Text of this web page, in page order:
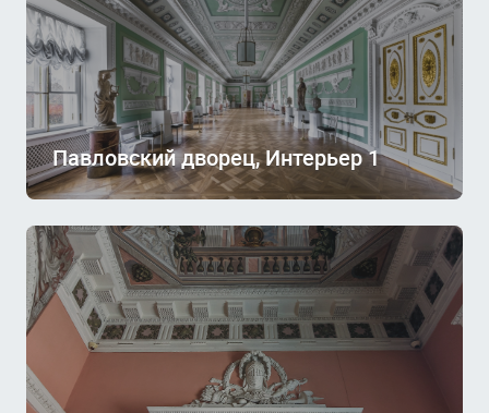
Павловский дворец, Интерьер 1